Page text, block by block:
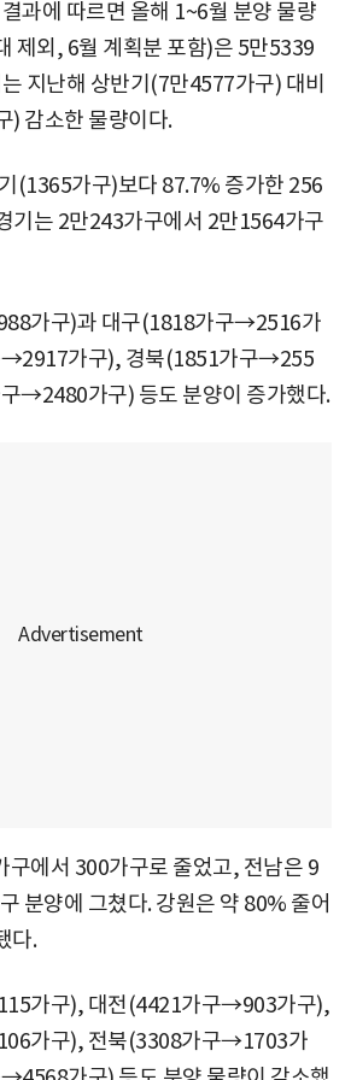
과에 따르면 올해 1~6월 분양 물량
제외, 6월 계획분 포함)은 5만5339
지난해 상반기(7만4577가구) 대비
) 감소한 물량이다.
(1365가구)보다 87.7% 증가한 256
기는 2만243가구에서 2만1564가구
가구)과 대구(1818가구→2516가
→2917가구), 경북(1851가구→255
→2480가구) 등도 분양이 증가했다.
구에서 300가구로 줄었고, 전남은 9
분양에 그쳤다. 강원은 약 80% 줄어
다.
가구), 대전(4421가구→903가구),
가구), 전북(3308가구→1703가